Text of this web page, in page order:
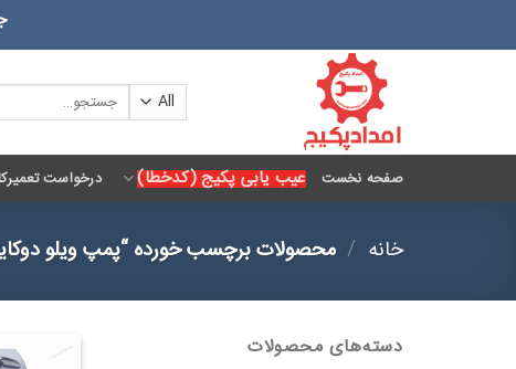
جستجو
برای:
صفحه نخست عیب یابی پکیج (کدخطا) درخواست
خانه / محصولات برچسب خورده “پمپ ویلو
دسته‌های محصولات